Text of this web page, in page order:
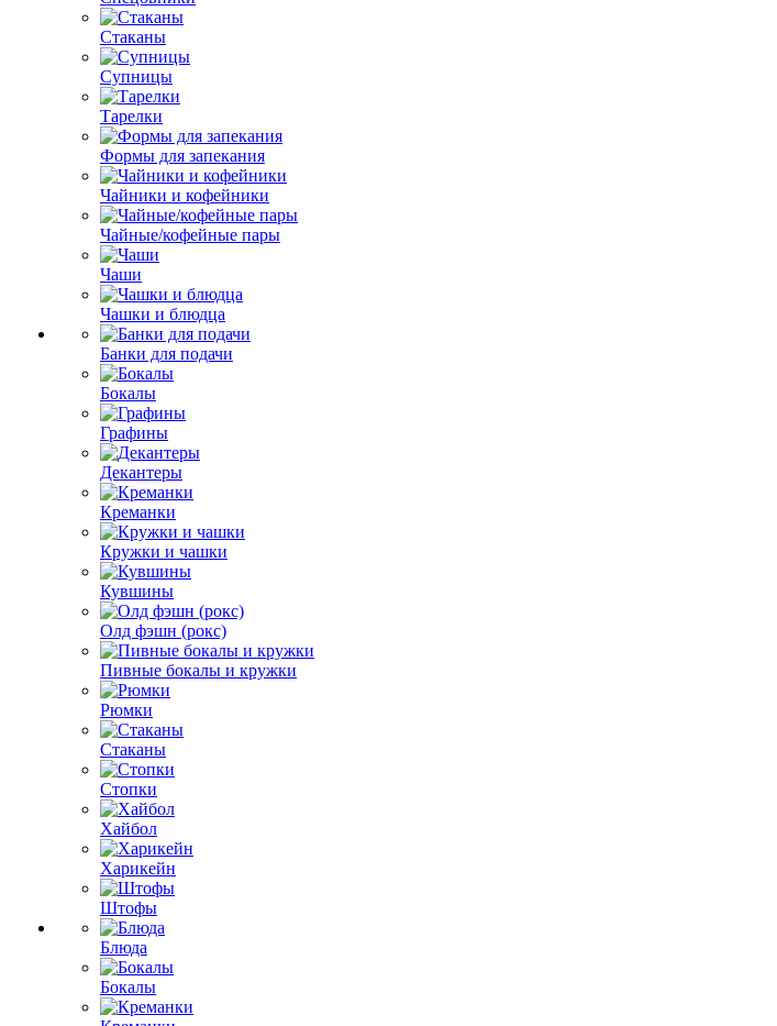
Стаканы
Супницы
Тарелки
Формы для запекания
Чайники и кофейники
Чайные/кофейные пары
Чаши
Чашки и блюдца
Банки для подачи
Бокалы
Графины
Декантеры
Креманки
Кружки и чашки
Кувшины
Олд фэшн (рокс)
Пивные бокалы и кружки
Рюмки
Стаканы
Стопки
Хайбол
Харикейн
Штофы
Блюда
Бокалы